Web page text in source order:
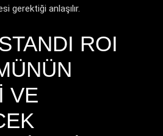
gerektiği anlaşılır.
ROI
VE